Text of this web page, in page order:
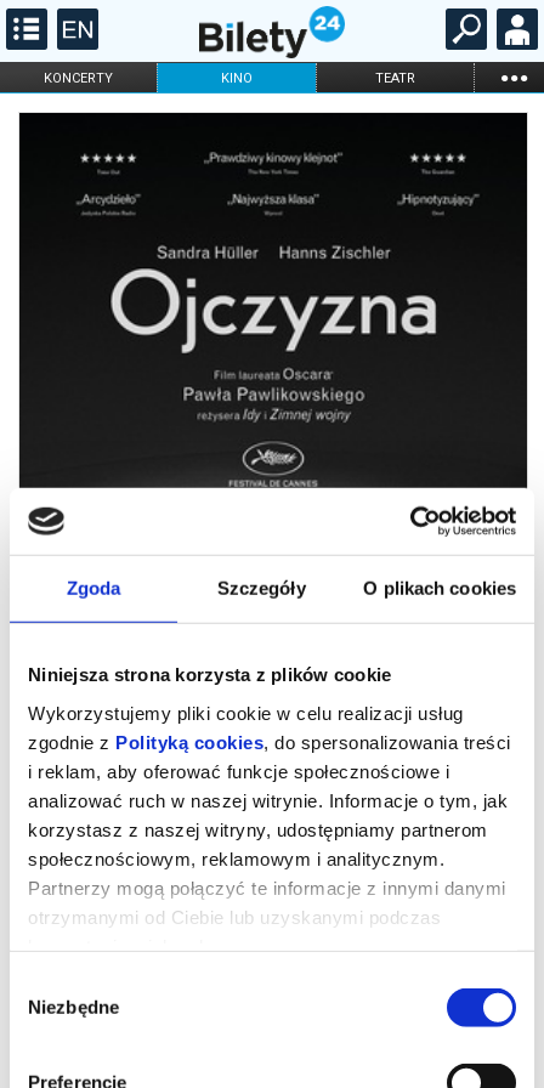
Zgoda Szczegóły O plikach cookies
Niniejsza strona korzysta z plików cookie
Wykorzystujemy pliki cookie w celu realizacji usług
zgodnie z Polityką cookies , do spersonalizowania treści
i reklam, aby oferować funkcje społecznościowe i
analizować ruch w naszej witrynie. Informacje o tym, jak
korzystasz z naszej witryny, udostępniamy partnerom
społecznościowym, reklamowym i analitycznym.
Partnerzy mogą połączyć te informacje z innymi danymi
otrzymanymi od Ciebie lub uzyskanymi podczas
zgody
Niezbędne
Preferencje
KONCERTY KINO TEATR ...
FILHARMONIA OPERA I BALET
DLA DZIECI
ONLINE KARNETY
Ojczyzna
Niemcy/Polska/Włochy 2026, dramat, 82 min, od 15 lat
Nagrody Nobla w dziedzinie literatury, a jego córką Eriką – aktorką,
pisarką i kierowczynią rajdową. Akcja rozgrywa się w okresie